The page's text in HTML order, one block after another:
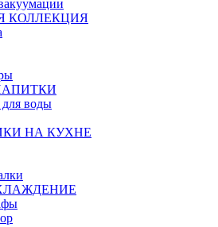
КОЛЛЕКЦИЯ
воды
НА КУХНЕ